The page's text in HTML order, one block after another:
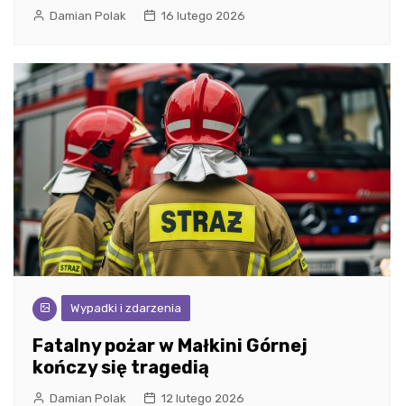
Damian Polak 16 lutego 2026
Wypadki i zdarzenia
Fatalny pożar w Małkini Górnej
kończy się tragedią
Damian Polak 12 lutego 2026